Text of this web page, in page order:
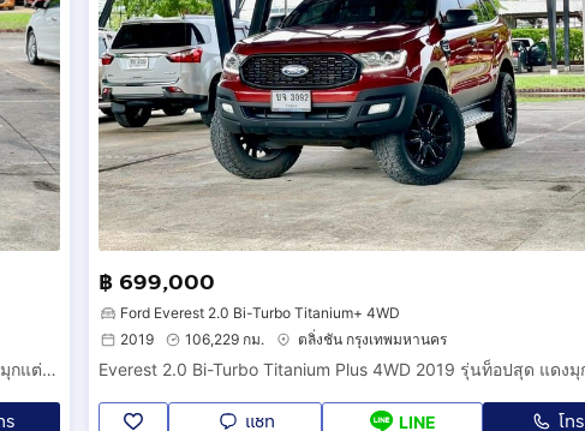
Everest 2.0 Bi-Turbo Titanium Plus 4WD 2019 รุ่นท็อปสุด แดงมุกแต่งหล่อหลักแสน พร้อมลุยทุกเส้นทาง น๊อตไม่ขยับ สวยใส มือเดียว ทุกอย่างครบ
ร
฿ 699,000
Ford Everest 2.0 Bi-Turbo Titanium+ 4WD
2019
106,229 กม. ตลิ่งชัน กรุงเทพมหานคร
แชท LINE โทร